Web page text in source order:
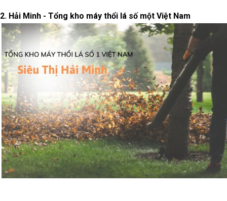
2. Hải Minh - Tổng kho máy thổi lá số một Việt Nam